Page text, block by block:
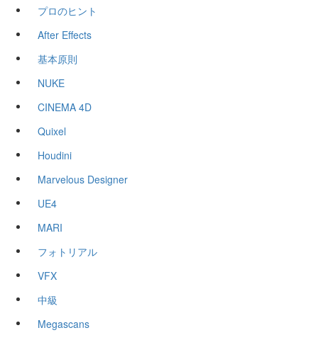
プロのヒント
After Effects
基本原則
NUKE
CINEMA 4D
Quixel
Houdini
Marvelous Designer
UE4
MARI
フォトリアル
VFX
中級
Megascans